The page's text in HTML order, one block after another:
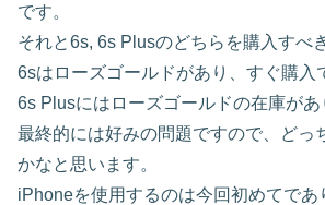
です。
それと6s, 6s Plusのどちらを購入すべ
6sはローズゴールドがあり、すぐ購入
6s Plusにはローズゴールドの在庫があ
最終的には好みの問題ですので、どっ
かなと思います。
iPhoneを使用するのは今回初めてであ